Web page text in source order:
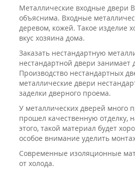
Металлические входные двери
объяснима. Входные
деревом, кожей. Такое изделие
вкус хозяина дома.
Заказать нестандартную
нестандартной двери занимает
Производство нестандартных
металлические двери
заделки дверного проема.
У металлических дверей много
прошел качественную отделку,
этого, такой материал будет
особое внимание уделить
Современные изоляционные
от холода.